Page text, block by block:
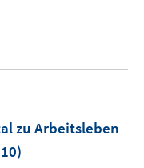
zu Arbeitsleben